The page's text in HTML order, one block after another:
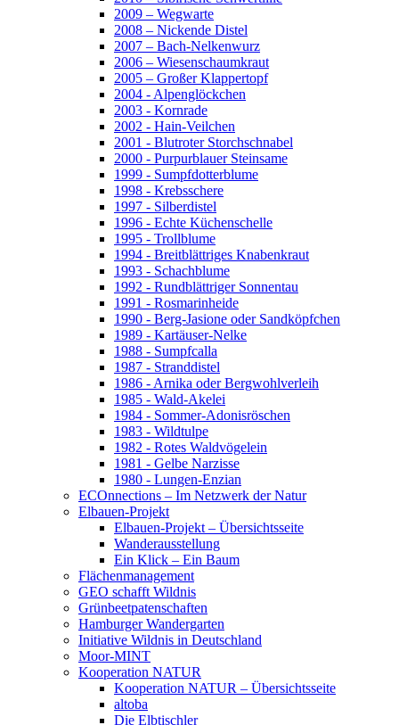
2009 – Wegwarte
2008 – Nickende Distel
2007 – Bach-Nelkenwurz
2006 – Wiesenschaumkraut
2005 – Großer Klappertopf
2004 - Alpenglöckchen
2003 - Kornrade
2002 - Hain-Veilchen
2001 - Blutroter Storchschnabel
2000 - Purpurblauer Steinsame
1999 - Sumpfdotterblume
1998 - Krebsschere
1997 - Silberdistel
1996 - Echte Küchenschelle
1995 - Trollblume
1994 - Breitblättriges Knabenkraut
1993 - Schachblume
1992 - Rundblättriger Sonnentau
1991 - Rosmarinheide
1990 - Berg-Jasione oder Sandköpfchen
1989 - Kartäuser-Nelke
1988 - Sumpfcalla
1987 - Stranddistel
1986 - Arnika oder Bergwohlverleih
1985 - Wald-Akelei
1984 - Sommer-Adonisröschen
1983 - Wildtulpe
1982 - Rotes Waldvögelein
1981 - Gelbe Narzisse
1980 - Lungen-Enzian
ECOnnections – Im Netzwerk der Natur
Elbauen-Projekt
Elbauen-Projekt – Übersichtsseite
Wanderausstellung
Ein Klick – Ein Baum
Flächenmanagement
GEO schafft Wildnis
Grünbeetpatenschaften
Hamburger Wandergarten
Initiative Wildnis in Deutschland
Moor-MINT
Kooperation NATUR
Kooperation NATUR – Übersichtsseite
altoba
Die Elbtischler